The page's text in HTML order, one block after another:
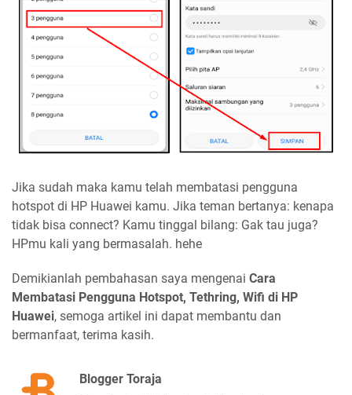
Jika sudah maka kamu telah membatasi pengguna
hotspot di HP Huawei kamu. Jika teman bertanya: kenapa
tidak bisa connect? Kamu tinggal bilang: Gak tau juga?
HPmu kali yang bermasalah. hehe
Demikianlah pembahasan saya mengenai Cara
Membatasi Pengguna Hotspot, Tethring, Wifi di HP
Huawei, semoga artikel ini dapat membantu dan
bermanfaat, terima kasih.
Blogger Toraja